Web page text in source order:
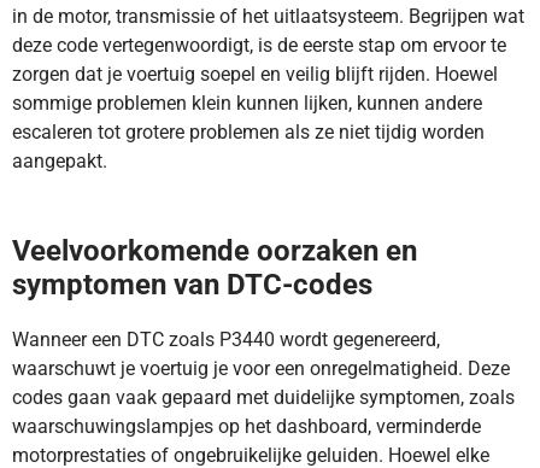
in de motor, transmissie of het uitlaatsysteem. Begrijpen wat
deze code vertegenwoordigt, is de eerste stap om ervoor te
zorgen dat je voertuig soepel en veilig blijft rijden. Hoewel
sommige problemen klein kunnen lijken, kunnen andere
escaleren tot grotere problemen als ze niet tijdig worden
aangepakt.
Veelvoorkomende oorzaken en
symptomen van DTC-codes
Wanneer een DTC zoals P3440 wordt gegenereerd,
waarschuwt je voertuig je voor een onregelmatigheid. Deze
codes gaan vaak gepaard met duidelijke symptomen, zoals
waarschuwingslampjes op het dashboard, verminderde
motorprestaties of ongebruikelijke geluiden. Hoewel elke